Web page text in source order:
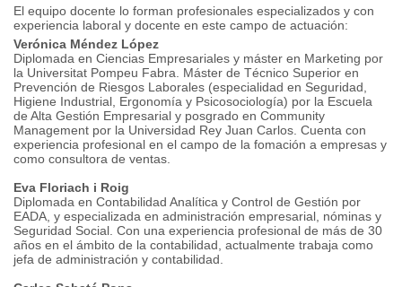
El equipo docente lo forman profesionales especializados y con
experiencia laboral y docente en este campo de actuación:
Verónica Méndez López
Diplomada en Ciencias Empresariales y máster en Marketing por
la Universitat Pompeu Fabra. Máster de Técnico Superior en
Prevención de Riesgos Laborales (especialidad en Seguridad,
Higiene Industrial, Ergonomía y Psicosociología) por la Escuela
de Alta Gestión Empresarial y posgrado en Community
Management por la Universidad Rey Juan Carlos. Cuenta con
experiencia profesional en el campo de la fomación a empresas y
como consultora de ventas.
Eva Floriach i Roig
Diplomada en Contabilidad Analítica y Control de Gestión por
EADA, y especializada en administración empresarial, nóminas y
Seguridad Social. Con una experiencia profesional de más de 30
años en el ámbito de la contabilidad, actualmente trabaja como
jefa de administración y contabilidad.